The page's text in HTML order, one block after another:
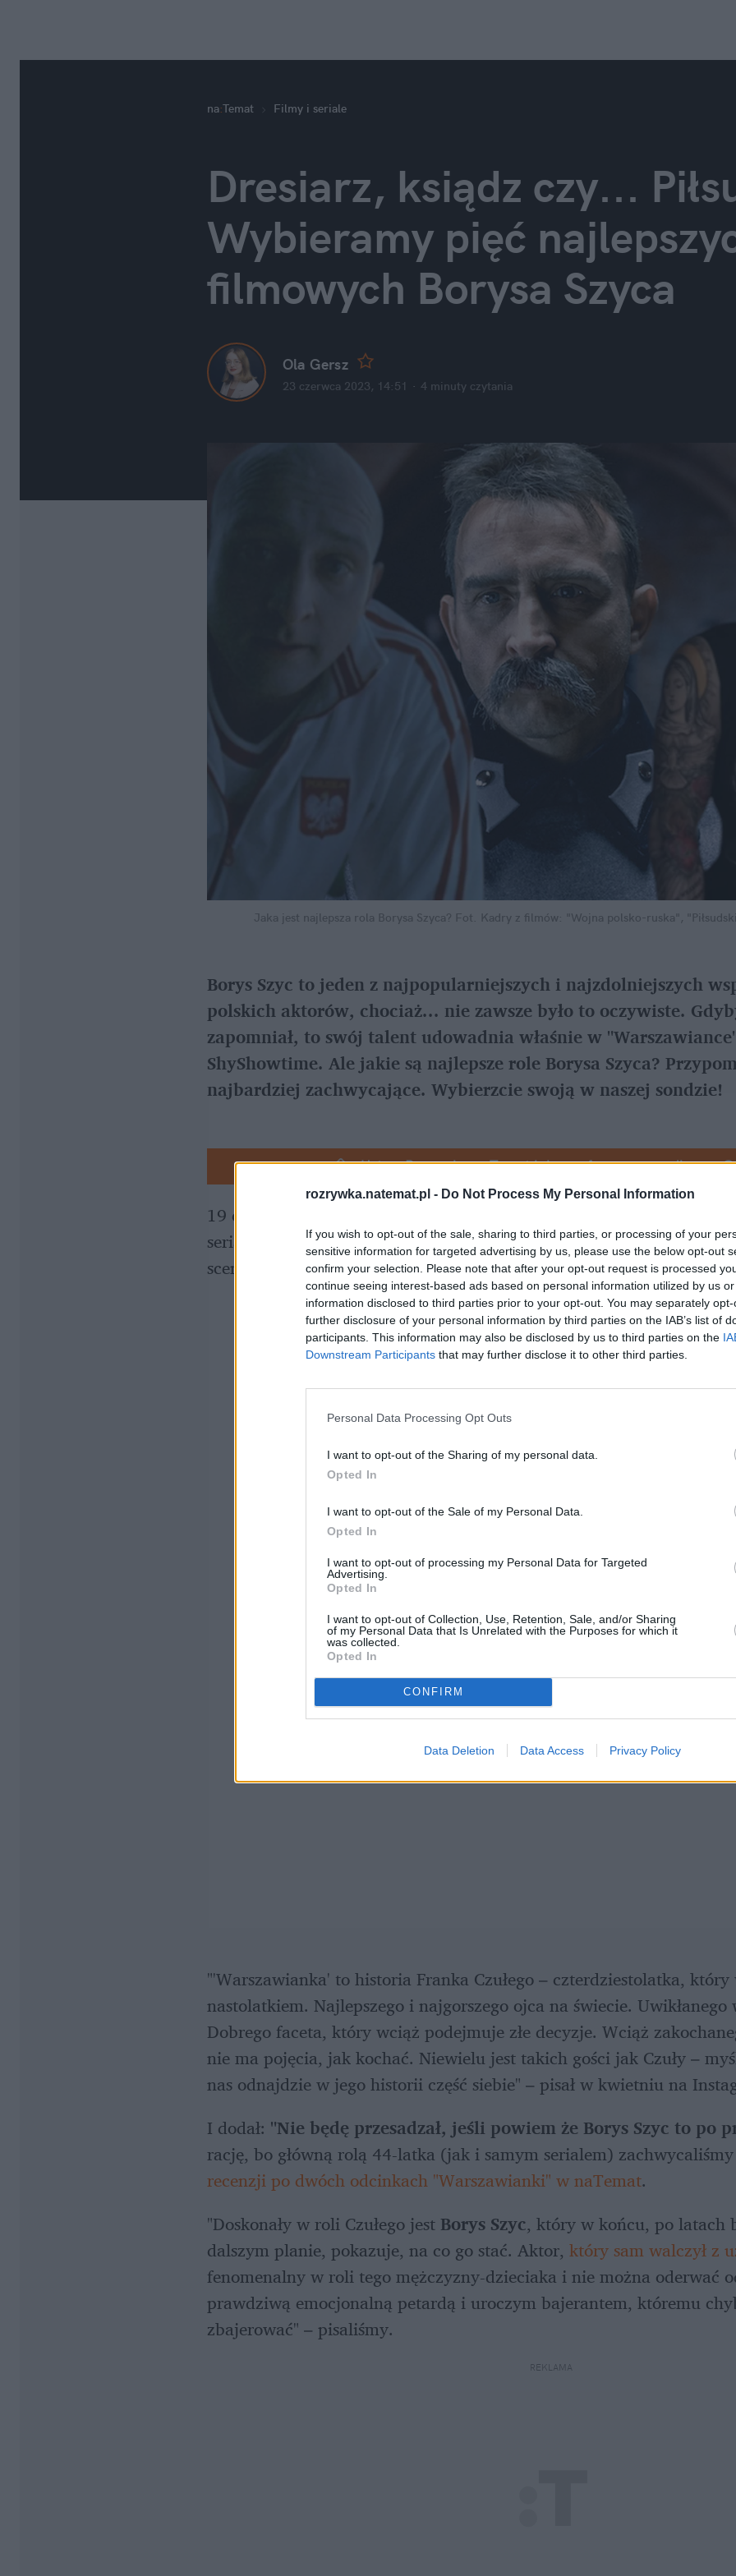
rozrywka.natemat.pl - Do Not Process My Personal Information
If you wish to opt-out of the sale, sharing to third parties, or processing of your
sensitive information for targeted advertising by us, please use the below opt-out
confirm your selection. Please note that after your opt-out request is processed
continue seeing interest-based ads based on personal information utilized by us
information disclosed to third parties prior to your opt-out. You may separately
further disclosure of your personal information by third parties on the IAB’s list of
participants. This information may also be disclosed by us to third parties on the
Downstream Participants that may further disclose it to other third parties.
Personal Data Processing Opt Outs
I want to opt-out of the Sharing of my personal data.
Opted In
I want to opt-out of the Sale of my Personal Data.
Opted In
I want to opt-out of processing my Personal Data for Targeted
Advertising.
Opted In
I want to opt-out of Collection, Use, Retention, Sale, and/or Sharing
of my Personal Data that Is Unrelated with the Purposes for which it
was collected.
Opted In
CONFIRM
Data Deletion Data Access Privacy Policy
na:Temat Filmy i seriale
Dresiarz, ksiądz czy...
Wybieramy pięć
filmowych Borysa Szyca
Ola Gersz
23 czerwca 2023, 14:51 · 4 minuty czytania
Jaka jest najlepsza rola Borysa Szyca? Fot. Kadry z filmów: "Wojna polsko-ruska",
Borys Szyc to jeden z najpopularniejszych i najzdolniejszych
polskich aktorów, chociaż... nie zawsze było to oczywiste.
zapomniał, to swój talent udowadnia właśnie w
ShyShowtime. Ale jakie są najlepsze role Borysa Szyca?
najbardziej zachwycające. Wybierzcie swoją w naszej sondzie!
Ustaw Rozrywka naTemat jako preferowane medium w
19 czerwca na SkyShowtime zadebiutowały dwa pierwsze odcinki
serialu w reżyserii Jacka Borcucha ("Wszystko, co kocham", "Bez
scenariusza
Jakuba Żulczyka ("Ślepnąc od świateł", "Belfer").
"'Warszawianka' to historia Franka Czułego – czterdziestolatka,
nastolatkiem. Najlepszego i najgorszego ojca na świecie.
Dobrego faceta, który wciąż podejmuje złe decyzje. Wciąż
nie ma pojęcia, jak kochać. Niewielu jest takich gości jak Czuły –
nas odnajdzie w jego historii część siebie" – pisał w kwietniu na
I dodał: "Nie będę przesadzał, jeśli powiem że Borys Szyc to po
rację, bo główną rolą 44-latka (jak i samym serialem)
recenzji po dwóch odcinkach "Warszawianki" w naTemat.
"Doskonały w roli Czułego jest Borys Szyc, który w końcu, po latach
dalszym planie, pokazuje, na co go stać. Aktor, który sam walczył z
fenomenalny w roli tego mężczyzny-dzieciaka i nie można oderwać
prawdziwą emocjonalną petardą i uroczym bajerantem, któremu
zbajerować" – pisaliśmy.
REKLAMA